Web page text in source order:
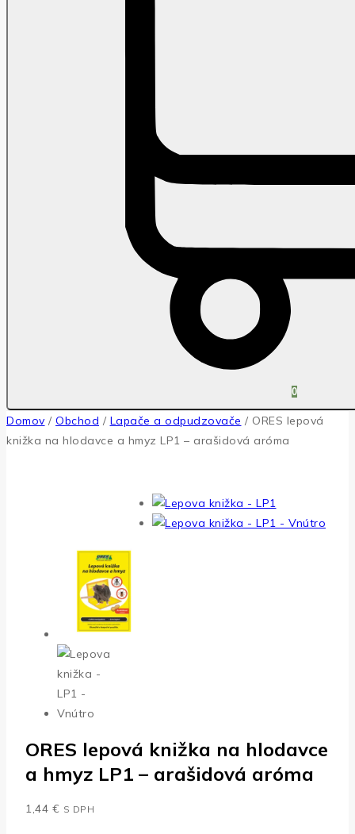
0
Domov / Obchod / Lapače a odpudzovače / ORES lepová
knižka na hlodavce a hmyz LP1 – arašidová aróma
ORES lepová knižka na hlodavce
a hmyz LP1 – arašidová aróma
1,44 € S DPH